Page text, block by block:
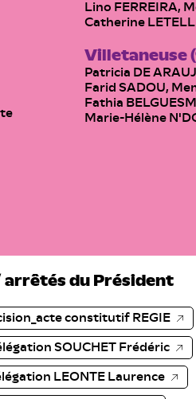
Lino FERREIRA,
Catherine
Villetaneuse
Patricia DE
Farid SADOU,
Fathia
Marie-Hélène
arrêtés du Président
constitutif REGIE
SOUCHET Frédéric
LEONTE Laurence